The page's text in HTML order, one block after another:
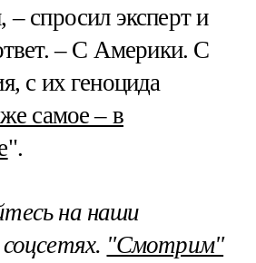
спросил эксперт и
– С Америки. С
с их геноцида
самое – в
".
на наши
"Смотрим"